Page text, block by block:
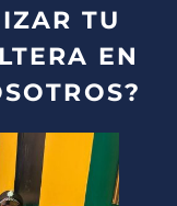
TU
EN